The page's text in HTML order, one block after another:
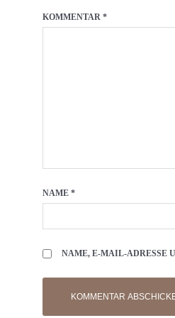
KOMMENTAR *
NAME *
NAME, E-MAIL-ADRESSE